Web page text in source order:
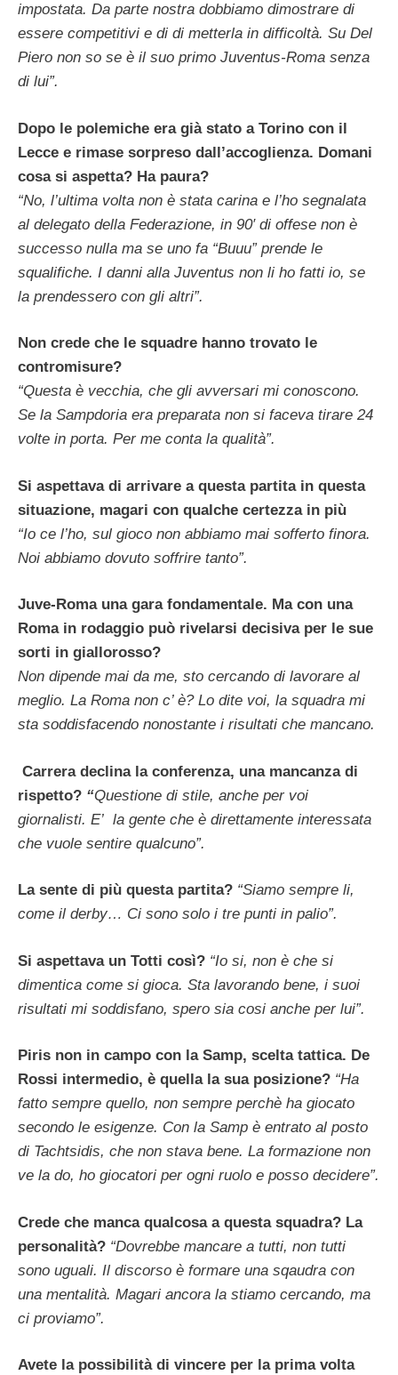
impostata. Da parte nostra dobbiamo dimostrare di
essere competitivi e di di metterla in difficoltà. Su Del
Piero non so se è il suo primo Juventus-Roma senza
di lui”.
Dopo le polemiche era già stato a Torino con il
Lecce e rimase sorpreso dall’accoglienza. Domani
cosa si aspetta? Ha paura?
“No, l’ultima volta non è stata carina e l’ho segnalata
al delegato della Federazione, in 90′ di offese non è
successo nulla ma se uno fa “Buuu” prende le
squalifiche. I danni alla Juventus non li ho fatti io, se
la prendessero con gli altri”.
Non crede che le squadre hanno trovato le
contromisure?
“Questa è vecchia, che gli avversari mi conoscono.
Se la Sampdoria era preparata non si faceva tirare 24
volte in porta. Per me conta la qualità”.
Si aspettava di arrivare a questa partita in questa
situazione, magari con qualche certezza in più
“Io ce l’ho, sul gioco non abbiamo mai sofferto finora.
Noi abbiamo dovuto soffrire tanto”.
Juve-Roma una gara fondamentale. Ma con una
Roma in rodaggio può rivelarsi decisiva per le sue
sorti in giallorosso?
Non dipende mai da me, sto cercando di lavorare al
meglio. La Roma non c’ è? Lo dite voi, la squadra mi
sta soddisfacendo nonostante i risultati che mancano.
Carrera declina la conferenza, una mancanza di
rispetto? “Questione di stile, anche per voi
giornalisti. E’ la gente che è direttamente interessata
che vuole sentire qualcuno”.
La sente di più questa partita? “Siamo sempre li,
come il derby… Ci sono solo i tre punti in palio”.
Si aspettava un Totti così? “Io si, non è che si
dimentica come si gioca. Sta lavorando bene, i suoi
risultati mi soddisfano, spero sia cosi anche per lui”.
Piris non in campo con la Samp, scelta tattica. De
Rossi intermedio, è quella la sua posizione? “Ha
fatto sempre quello, non sempre perchè ha giocato
secondo le esigenze. Con la Samp è entrato al posto
di Tachtsidis, che non stava bene. La formazione non
ve la do, ho giocatori per ogni ruolo e posso decidere”.
Crede che manca qualcosa a questa squadra? La
personalità? “Dovrebbe mancare a tutti, non tutti
sono uguali. Il discorso è formare una sqaudra con
una mentalità. Magari ancora la stiamo cercando, ma
ci proviamo”.
Avete la possibilità di vincere per la prima volta